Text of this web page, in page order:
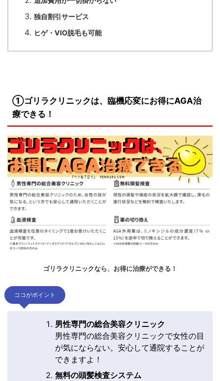
独自割引サービス
ヒゲ・VIO脱毛も可能
①ゴリラクリニックは、臨機応変にお得にAGA治
療できる！
ゴリラクリニックなら、お得に治療ができる！
ココがポイント
男性専門の総合美容クリニック
男性専門の総合美容クリニックで女性の目
が気にならない。安心して通院することが
できますよ！
無料の頭髪検査システム